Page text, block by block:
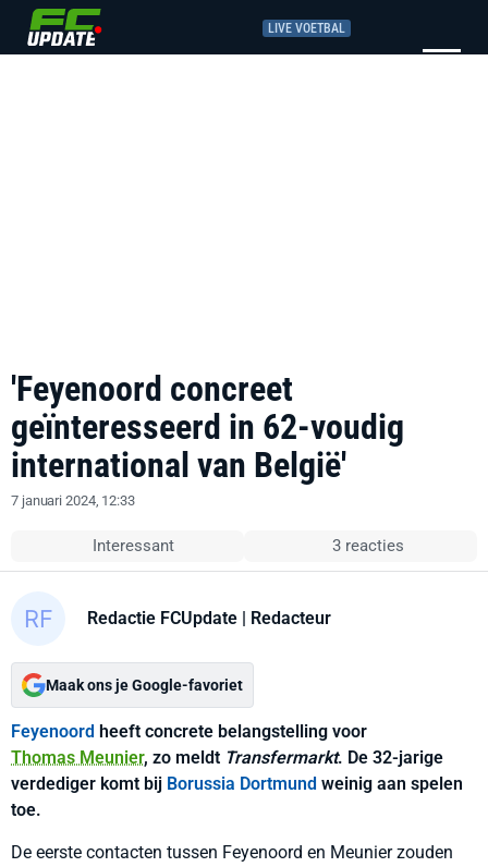
LIVE VOETBAL
'Feyenoord concreet
geïnteresseerd in 62-voudig
international van België'
7 januari 2024, 12:33
Interessant 3 reacties
Redactie FCUpdate | Redacteur
Maak ons je Google-favoriet
Feyenoord heeft concrete belangstelling voor
Thomas Meunier, zo meldt Transfermarkt. De 32-jarige
verdediger komt bij Borussia Dortmund weinig aan spelen
toe.
De eerste contacten tussen Feyenoord en Meunier zouden